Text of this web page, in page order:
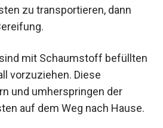
zu transportieren, dann
mit Schaumstoff befüllten
vorzuziehen. Diese
und umherspringen der
auf dem Weg nach Hause.